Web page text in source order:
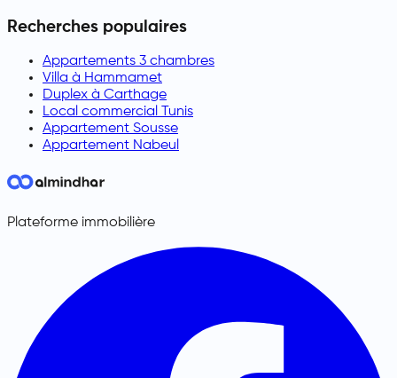
Recherches populaires
Appartements 3 chambres
Villa à Hammamet
Duplex à Carthage
Local commercial Tunis
Appartement Sousse
Appartement Nabeul
Plateforme immobilière